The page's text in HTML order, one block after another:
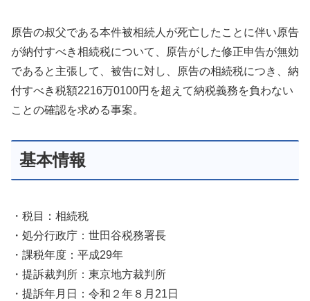
原告の叔父である本件被相続人が死亡したことに伴い原告
が納付すべき相続税について、原告がした修正申告が無効
であると主張して、被告に対し、原告の相続税につき、納
付すべき税額2216万0100円を超えて納税義務を負わない
ことの確認を求める事案。
基本情報
・税目：相続税
・処分行政庁：世田谷税務署長
・課税年度：平成29年
・提訴裁判所：東京地方裁判所
・提訴年月日：令和２年８月21日